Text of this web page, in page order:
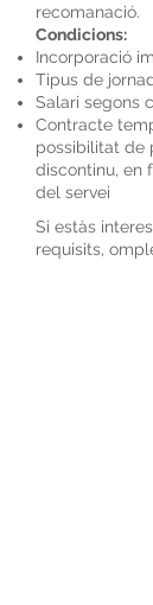
recomanació.
Condicions:
Incorporació
Tipus de
Salari segons
Contracte
possibilitat de
discontinu, en
del servei
Si estàs
requisits,